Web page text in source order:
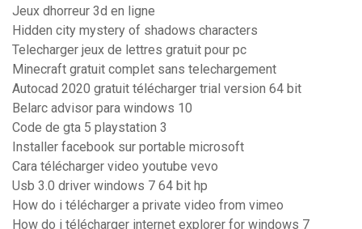
Jeux dhorreur 3d en ligne
Hidden city mystery of shadows characters
Telecharger jeux de lettres gratuit pour pc
Minecraft gratuit complet sans telechargement
Autocad 2020 gratuit télécharger trial version 64 bit
Belarc advisor para windows 10
Code de gta 5 playstation 3
Installer facebook sur portable microsoft
Cara télécharger video youtube vevo
Usb 3.0 driver windows 7 64 bit hp
How do i télécharger a private video from vimeo
How do i télécharger internet explorer for windows 7